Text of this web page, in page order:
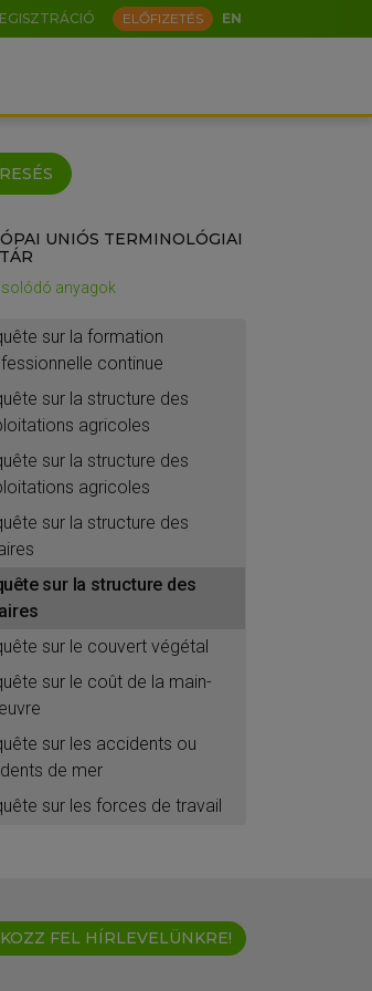
ELŐFIZETÉS EN
UNIÓS TERMINOLÓGIAI
anyagok
sur la formation
continue
sur la structure des
agricoles
sur la structure des
agricoles
sur la structure des
sur la structure des
sur le couvert végétal
sur le coût de la main-
sur les accidents ou
de mer
sur les forces de travail
FEL HÍRLEVELÜNKRE!
ú